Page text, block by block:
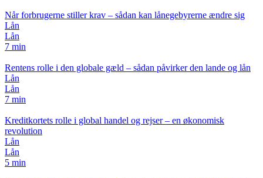
Når forbrugerne stiller krav – sådan kan lånegebyrerne ændre sig
Lån
Lån
7 min
Rentens rolle i den globale gæld – sådan påvirker den lande og lån
Lån
Lån
7 min
Kreditkortets rolle i global handel og rejser – en økonomisk
revolution
Lån
Lån
5 min